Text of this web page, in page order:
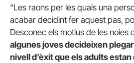
“Les raons per les quals una
acabar decidint fer aquest pas,
Desconec els motius de les noies
algunes joves decideixen
nivell d’èxit que els adults